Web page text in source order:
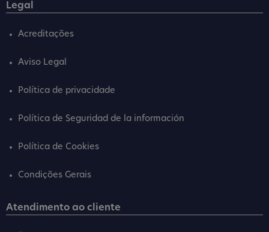
Legal
Acreditações
Aviso Legal
Política de privacidade
Política de Seguridad de la información
Política de Cookies
Condições Gerais
Atendimento ao cliente